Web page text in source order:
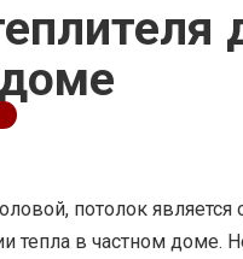
потолок
тепла в частном доме.